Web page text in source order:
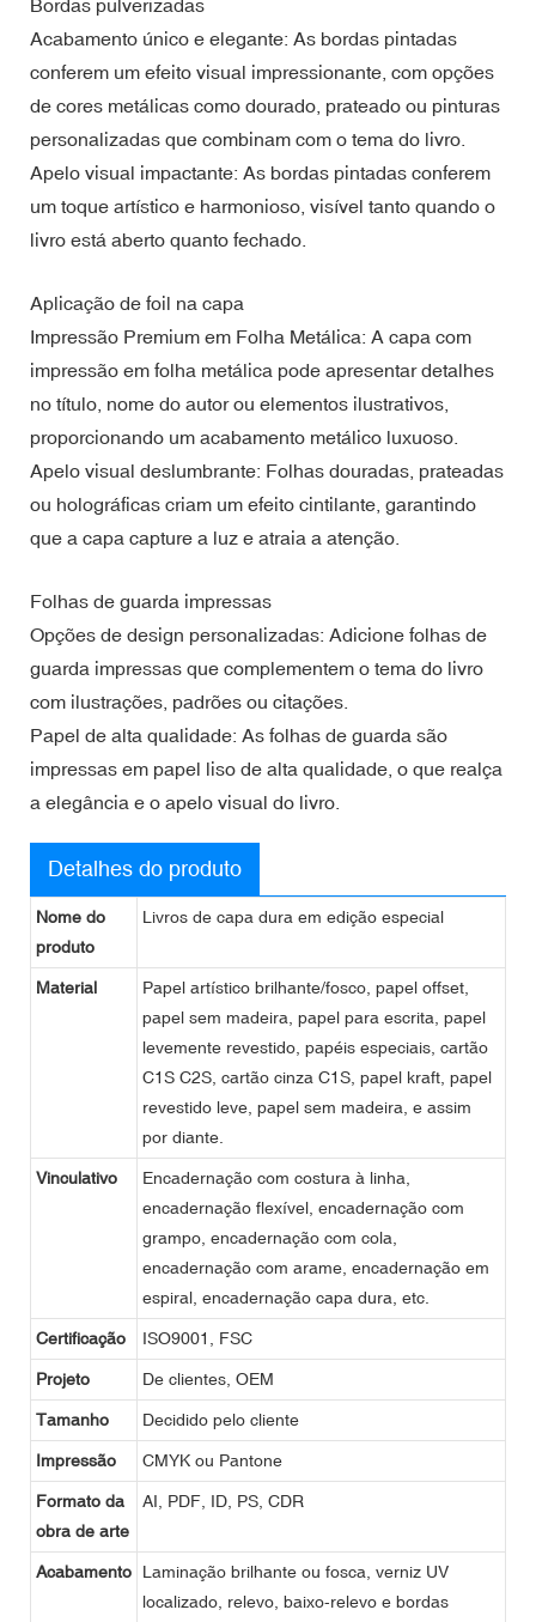
Bordas pulverizadas
Acabamento único e elegante: As bordas pintadas
conferem um efeito visual impressionante, com opções
de cores metálicas como dourado, prateado ou pinturas
personalizadas que combinam com o tema do livro.
Apelo visual impactante: As bordas pintadas conferem
um toque artístico e harmonioso, visível tanto quando o
livro está aberto quanto fechado.
Aplicação de foil na capa
Impressão Premium em Folha Metálica: A capa com
impressão em folha metálica pode apresentar detalhes
no título, nome do autor ou elementos ilustrativos,
proporcionando um acabamento metálico luxuoso.
Apelo visual deslumbrante: Folhas douradas, prateadas
ou holográficas criam um efeito cintilante, garantindo
que a capa capture a luz e atraia a atenção.
Folhas de guarda impressas
Opções de design personalizadas: Adicione folhas de
guarda impressas que complementem o tema do livro
com ilustrações, padrões ou citações.
Papel de alta qualidade: As folhas de guarda são
impressas em papel liso de alta qualidade, o que realça
a elegância e o apelo visual do livro.
Detalhes do produto
Nome do
produto
Livros de capa dura em edição especial
Material
Papel artístico brilhante/fosco, papel offset,
papel sem madeira, papel para escrita, papel
levemente revestido, papéis especiais, cartão
C1S C2S, cartão cinza C1S, papel kraft, papel
revestido leve, papel sem madeira, e assim
por diante.
Vinculativo
Encadernação com costura à linha,
encadernação flexível, encadernação com
grampo, encadernação com cola,
encadernação com arame, encadernação em
espiral, encadernação capa dura, etc.
Certificação ISO9001, FSC
Projeto De clientes, OEM
Tamanho Decidido pelo cliente
Impressão CMYK ou Pantone
Formato da
obra de arte
AI, PDF, ID, PS, CDR
Acabamento
Laminação brilhante ou fosca, verniz UV
localizado, relevo, baixo-relevo e bordas